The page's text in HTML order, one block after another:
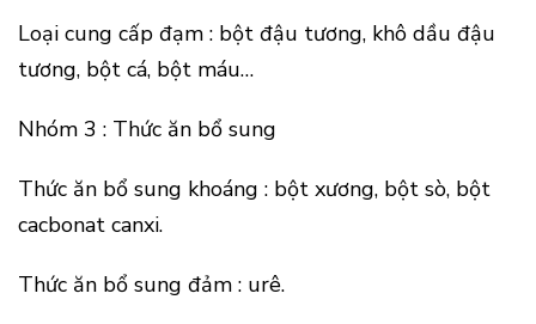
Loại cung cấp đạm : bột đậu tương, khô dầu đậu
tương, bột cá, bột máu…
Nhóm 3 : Thức ăn bổ sung
Thức ăn bổ sung khoáng : bột xương, bột sò, bột
cacbonat canxi.
Thức ăn bổ sung đảm : urê.